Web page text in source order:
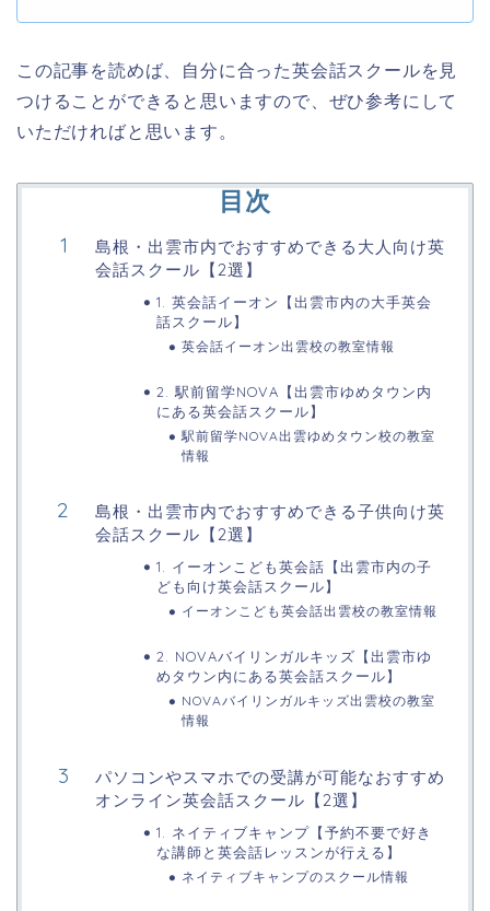
この記事を読めば、自分に合った英会話スクールを見
つけることができると思いますので、ぜひ参考にして
いただければと思います。
目次
島根・出雲市内でおすすめできる大人向け英
会話スクール【2選】
1. 英会話イーオン【出雲市内の大手英会
話スクール】
英会話イーオン出雲校の教室情報
2. 駅前留学NOVA【出雲市ゆめタウン内
にある英会話スクール】
駅前留学NOVA出雲ゆめタウン校の教室
情報
島根・出雲市内でおすすめできる子供向け英
会話スクール【2選】
1. イーオンこども英会話【出雲市内の子
ども向け英会話スクール】
イーオンこども英会話出雲校の教室情報
2. NOVAバイリンガルキッズ【出雲市ゆ
めタウン内にある英会話スクール】
NOVAバイリンガルキッズ出雲校の教室
情報
パソコンやスマホでの受講が可能なおすすめ
オンライン英会話スクール【2選】
1. ネイティブキャンプ【予約不要で好き
な講師と英会話レッスンが行える】
ネイティブキャンプのスクール情報